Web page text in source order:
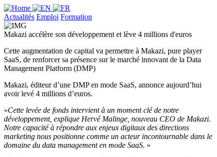
Actualités Emploi Formation
Makazi accélère son développement et lève 4 millions d'euros
Cette augmentation de capital va permettre à Makazi, pure player
SaaS, de renforcer sa présence sur le marché innovant de la Data
Management Platform (DMP)
Makazi, éditeur d’une DMP en mode SaaS, annonce aujourd’hui
avoir levé 4 millions d’euros.
«Cette levée de fonds intervient à un moment clé de notre
développement, explique Hervé Malinge, nouveau CEO de Makazi.
Notre capacité à répondre aux enjeux digitaux des directions
marketing nous positionne comme un acteur incontournable dans le
domaine du data management en mode SaaS. »